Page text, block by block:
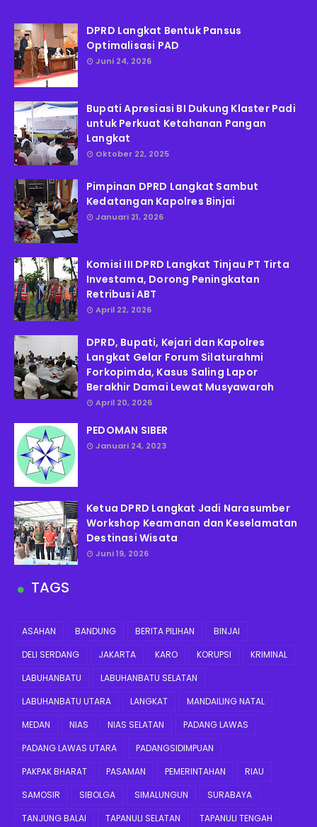
DPRD Langkat Bentuk Pansus
Optimalisasi PAD
Juni 24, 2026
Bupati Apresiasi BI Dukung Klaster Padi
untuk Perkuat Ketahanan Pangan
Langkat
Oktober 22, 2025
Pimpinan DPRD Langkat Sambut
Kedatangan Kapolres Binjai
Januari 21, 2026
Komisi III DPRD Langkat Tinjau PT Tirta
Investama, Dorong Peningkatan
Retribusi ABT
April 22, 2026
DPRD, Bupati, Kejari dan Kapolres
Langkat Gelar Forum Silaturahmi
Forkopimda, Kasus Saling Lapor
Berakhir Damai Lewat Musyawarah
April 20, 2026
PEDOMAN SIBER
Januari 24, 2023
Ketua DPRD Langkat Jadi Narasumber
Workshop Keamanan dan Keselamatan
Destinasi Wisata
Juni 19, 2026
TAGS
ASAHAN BANDUNG BERITA PILIHAN
BINJAI
DELI SERDANG
JAKARTA KARO KORUPSI
KRIMINAL
LABUHANBATU
LABUHANBATU SELATAN
LABUHANBATU UTARA
LANGKAT
MANDAILING NATAL
MEDAN
NIAS NIAS SELATAN
PADANG LAWAS
PADANG LAWAS UTARA
PADANGSIDIMPUAN
PAKPAK BHARAT
PASAMAN PEMERINTAHAN
RIAU
SAMOSIR
SIBOLGA SIMALUNGUN
SURABAYA
TANJUNG BALAI
TAPANULI SELATAN TAPANULI TENGAH